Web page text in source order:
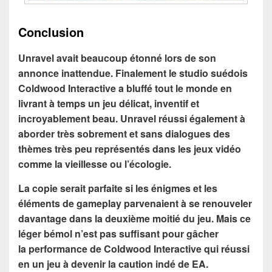
Conclusion
Unravel avait beaucoup étonné lors de son
annonce inattendue. Finalement le studio suédois
Coldwood Interactive a bluffé tout le monde en
livrant à temps un jeu délicat, inventif et
incroyablement beau. Unravel réussi également à
aborder très sobrement et sans dialogues des
thèmes très peu représentés dans les jeux vidéo
comme la vieillesse ou l’écologie.
La copie serait parfaite si les énigmes et les
éléments de gameplay parvenaient à se renouveler
davantage dans la deuxième moitié du jeu. Mais ce
léger bémol n’est pas suffisant pour gâcher
la performance de Coldwood Interactive qui réussi
en un jeu à devenir la caution indé de EA.